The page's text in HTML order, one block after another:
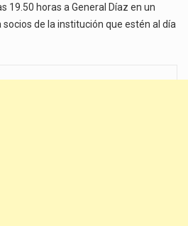
19.50 horas a General Díaz en un
de la institución que estén al día